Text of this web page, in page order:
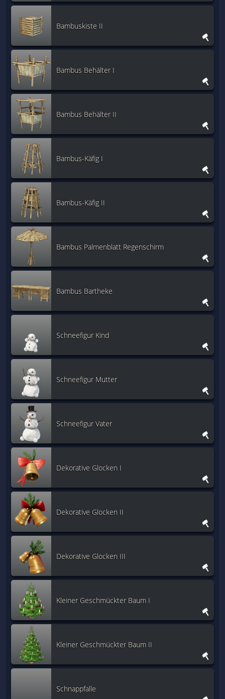
Bambuskiste II
Bambus Behälter I
Bambus Behälter II
Bambus-Käfig I
Bambus-Käfig II
Bambus Palmenblatt Regenschirm
Bambus Bartheke
Schneefigur Kind
Schneefigur Mutter
Schneefigur Vater
Dekorative Glocken I
Dekorative Glocken II
Dekorative Glocken III
Kleiner Geschmückter Baum I
Kleiner Geschmückter Baum II
Schnappfalle